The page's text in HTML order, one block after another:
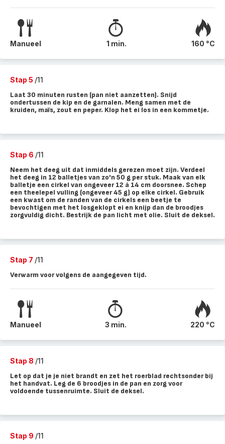
Manueel 1 min. 160 °C
Stap 5 /11
Laat 30 minuten rusten (pan niet aanzetten). Snijd
ondertussen de kip en de garnalen. Meng samen met de
kruiden, maïs, zout en peper. Klop het ei los in een kommetje.
Stap 6 /11
Neem het deeg uit dat inmiddels gerezen moet zijn. Verdeel
het deeg in 12 balletjes van zo'n 50 g per stuk. Maak van elk
balletje een cirkel van ongeveer 12 à 14 cm doorsnee. Schep
een theelepel vulling (ongeveer 45 g) op elke cirkel. Gebruik
een kwast om de randen van de cirkels een beetje te
bevochtigen met het losgeklopt ei en knijp dan de broodjes
zorgvuldig dicht. Bestrijk de pan licht met olie. Sluit de deksel.
Stap 7 /11
Verwarm voor volgens de aangegeven tijd.
Manueel 3 min. 220 °C
Stap 8 /11
Let op dat je je niet brandt en zet het roerblad rechtsonder bij
het handvat. Leg de 6 broodjes in de pan en zorg voor
voldoende tussenruimte. Sluit de deksel.
Stap 9 /11